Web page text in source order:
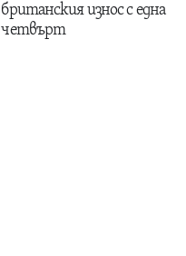
британския износ с една
четвърт